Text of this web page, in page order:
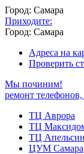
Город: Самара
Приходите:
Город: Самара
Адреса на
Проверить
Мы починим!
ремонт
ТЦ Аврора
ТЦ
ТЦ Апельсин
ЦУМ Самара